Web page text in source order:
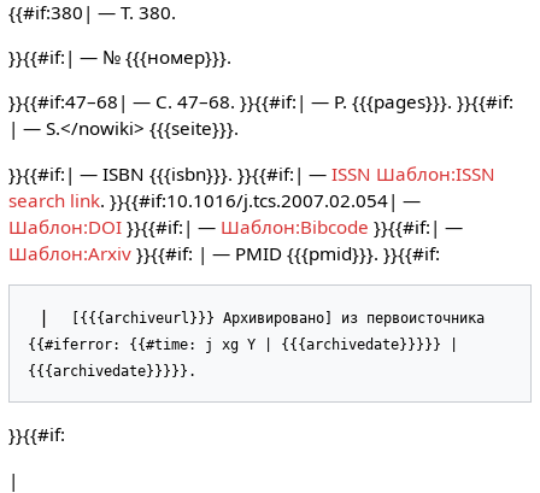
{{#if:380| — Т. 380.
}}{{#if:| — № {{{номер}}}.
}}{{#if:47–68| — С. 47–68. }}{{#if:| — P. {{{pages}}}. }}{{#if:
| — S.</nowiki> {{{seite}}}.
}}{{#if:| — ISBN {{{isbn}}}. }}{{#if:| — ISSN Шаблон:ISSN
search link. }}{{#if:10.1016/j.tcs.2007.02.054| —
Шаблон:DOI}}{{#if:| — Шаблон:Bibcode }}{{#if:| —
Шаблон:Arxiv}}{{#if: | — PMID {{{pmid}}}. }}{{#if:
|
[{{{archiveurl}}} Архивировано] из первоисточника
{{#iferror: {{#time: j xg Y | {{{archivedate}}}}} |
{{{archivedate}}}}}.
}}{{#if:
|